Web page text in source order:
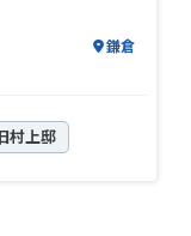
鎌倉
旧村上邸